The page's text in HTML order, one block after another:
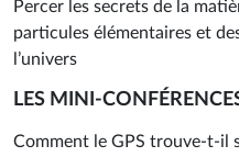
Percer les secrets de la
particules élémentaires et
l’univers
LES MINI-
Comment le GPS trouve-t-il